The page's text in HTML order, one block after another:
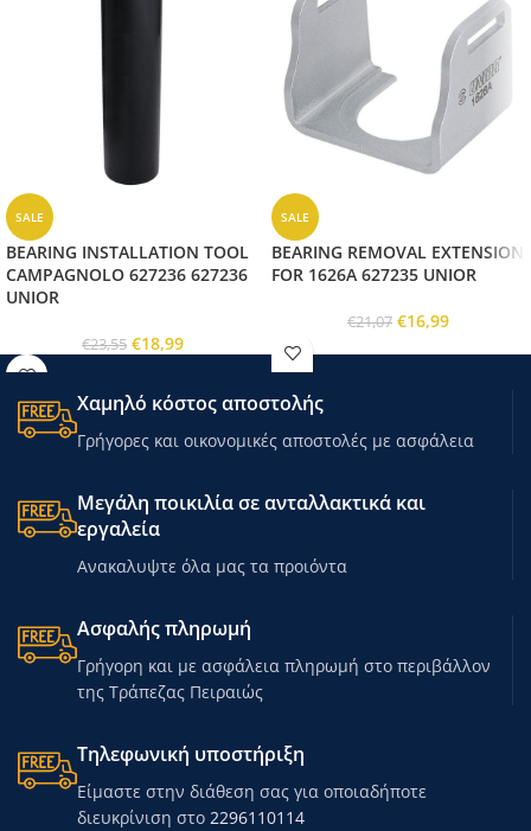
SALE
BEARING INSTALLATION TOOL
CAMPAGNOLO 627236 627236
UNIOR
€23,55 €18,99
SALE
BEARING REMOVAL EXTENSION
FOR 1626A 627235 UNIOR
€21,07 €16,99
Χαμηλό κόστος αποστολής
Γρήγορες και οικονομικές αποστολές με ασφάλεια
Μεγάλη ποικιλία σε ανταλλακτικά και
εργαλεία
Ανακαλυψτε όλα μας τα προιόντα
Ασφαλής πληρωμή
Γρήγορη και με ασφάλεια πληρωμή στο περιβάλλον
της Τράπεζας Πειραιώς
Τηλεφωνική υποστήριξη
Είμαστε στην διάθεση σας για οποιαδήποτε
διευκρίνιση στο 2296110114